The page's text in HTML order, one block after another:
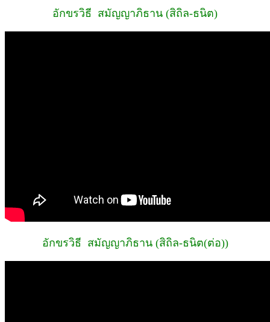
อักขรวิธี สมัญญาภิธาน (สิถิล-ธนิต)
อักขรวิธี สมัญญาภิธาน (สิถิล-ธนิต(ต่อ))